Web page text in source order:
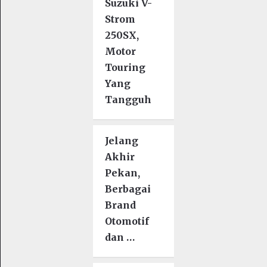
Suzuki V-
Strom
250SX,
Motor
Touring
Yang
Tangguh
Jelang
Akhir
Pekan,
Berbagai
Brand
Otomotif
dan …